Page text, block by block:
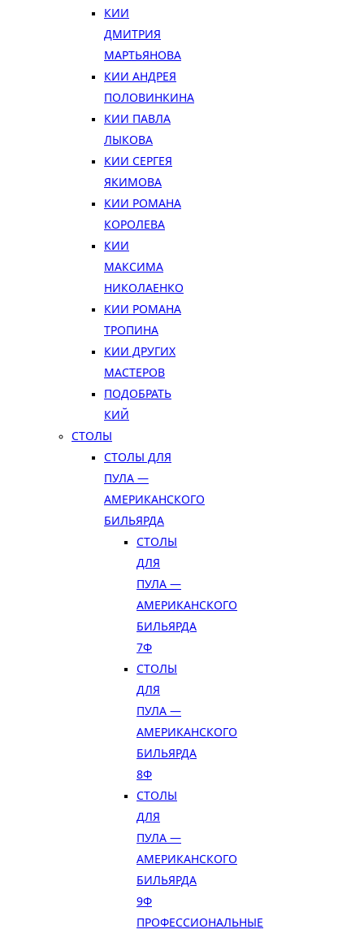
КИИ
ДМИТРИЯ
МАРТЬЯНОВА
КИИ АНДРЕЯ
ПОЛОВИНКИНА
КИИ ПАВЛА
ЛЫКОВА
КИИ СЕРГЕЯ
ЯКИМОВА
КИИ РОМАНА
КОРОЛЕВА
КИИ
МАКСИМА
НИКОЛАЕНКО
КИИ РОМАНА
ТРОПИНА
КИИ ДРУГИХ
МАСТЕРОВ
ПОДОБРАТЬ
КИЙ
СТОЛЫ
СТОЛЫ ДЛЯ
ПУЛА —
АМЕРИКАНСКОГО
БИЛЬЯРДА
СТОЛЫ
ДЛЯ
ПУЛА —
АМЕРИКАНСКОГО
БИЛЬЯРДА
7Ф
СТОЛЫ
ДЛЯ
ПУЛА —
АМЕРИКАНСКОГО
БИЛЬЯРДА
8Ф
СТОЛЫ
ДЛЯ
ПУЛА —
АМЕРИКАНСКОГО
БИЛЬЯРДА
9Ф
ПРОФЕССИОНАЛЬНЫЕ